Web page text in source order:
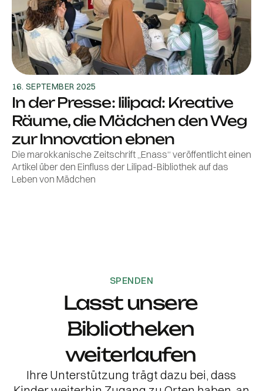
16. SEPTEMBER 2025
In der Presse: lilipad: Kreative
Räume, die Mädchen den Weg
zur Innovation ebnen
Die marokkanische Zeitschrift „Enass“ veröffentlicht einen
Artikel über den Einfluss der Lilipad-Bibliothek auf das
Leben von Mädchen
SPENDEN
Lasst unsere
Bibliotheken
weiterlaufen
Ihre Unterstützung trägt dazu bei, dass